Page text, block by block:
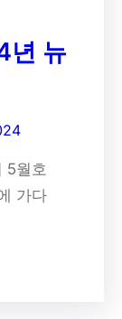
년 뉴
5월호
가다